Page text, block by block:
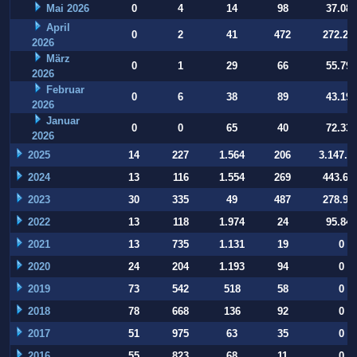
Mai 2026 0 4 14 98
37.084
April
2026
0 2 41 472
März
2026
0 1 29 66
55.794
Februar
2026
0 6 38 89
43.197
Januar
2026
0 0 65 40 72.332
2025 14 227 1.564 206
2024
13 116 1.554 269
2023
30 335 49 487
2022
13 118 1.974 24
95.847
2021
13 735 1.131 19
0
2020
24 204 1.193 94
0
2019
73 542 518 58
0
2018
78 668 136 92
0
2017
51 975 63 35
0